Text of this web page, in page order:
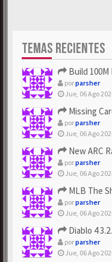
TEMAS RECIENTES
Build 100M DPS
porparsher
Jue, 06 Ago
Missing Cards?
porparsher
Jue, 06 Ago
New ARC
porparsher
Jue, 06 Ago
MLB The Show
porparsher
Jue, 06 Ago
Diablo 4 3.2.0
porparsher
Jue, 06 Ago